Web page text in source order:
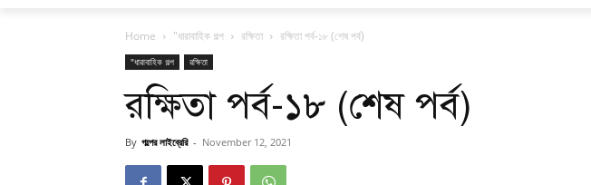
Home "ধারাবাহিক গল্প রক্ষিতা রক্ষিতা পর্ব-১৮ (শেষ পর্ব)
"ধারাবাহিক গল্প রক্ষিতা
রক্ষিতা পর্ব-১৮ (শেষ পর্ব)
By গল্পের লাইব্রেরি - November 12, 2021